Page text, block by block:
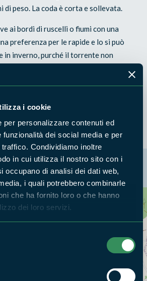
i cookie
per personalizzare contenuti ed
funzionalità dei social media e per
Condividiamo inoltre
in cui utilizza il nostro sito con i
occupano di analisi dei dati web,
i quali potrebbero combinarle
che ha fornito loro o che hanno
dei loro servizi.
di peso. La coda è corta e sollevata.
ai bordi di ruscelli o fiumi con una
preferenza per le rapide e lo si può
in inverno, purché il torrente non
vicinanze dei torrenti. Depone dalle 4